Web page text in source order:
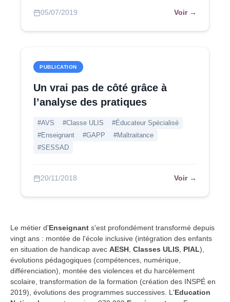
05/07/2019 Voir →
PUBLICATION
Un vrai pas de côté grâce à
l’analyse des pratiques
#AVS #Classe ULIS
#Éducateur Spécialisé
#Enseignant
#GAPP
#Maltraitance
#SESSAD
20/11/2018 Voir →
Le métier d'Enseignant s'est profondément transformé depuis
vingt ans : montée de l'école inclusive (intégration des enfants
en situation de handicap avec AESH Classes ULIS PIAL),
évolutions pédagogiques (compétences, numérique,
différenciation), montée des violences et du harcèlement
scolaire, transformation de la formation (création des INSPÉ en
2019), évolutions des programmes successives. L'Education